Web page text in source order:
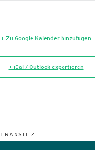
+ Zu Google Kalender hinzufügen
+ iCal / Outlook exportieren
TRANSIT 2